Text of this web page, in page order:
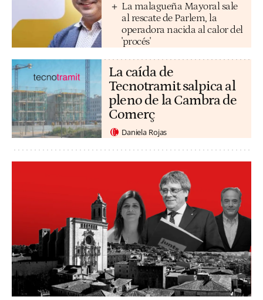
La malagueña Mayoral sale
al rescate de Parlem, la
operadora nacida al calor del
'procés'
La caída de
Tecnotramit salpica al
pleno de la Cambra de
Comerç
Daniela Rojas